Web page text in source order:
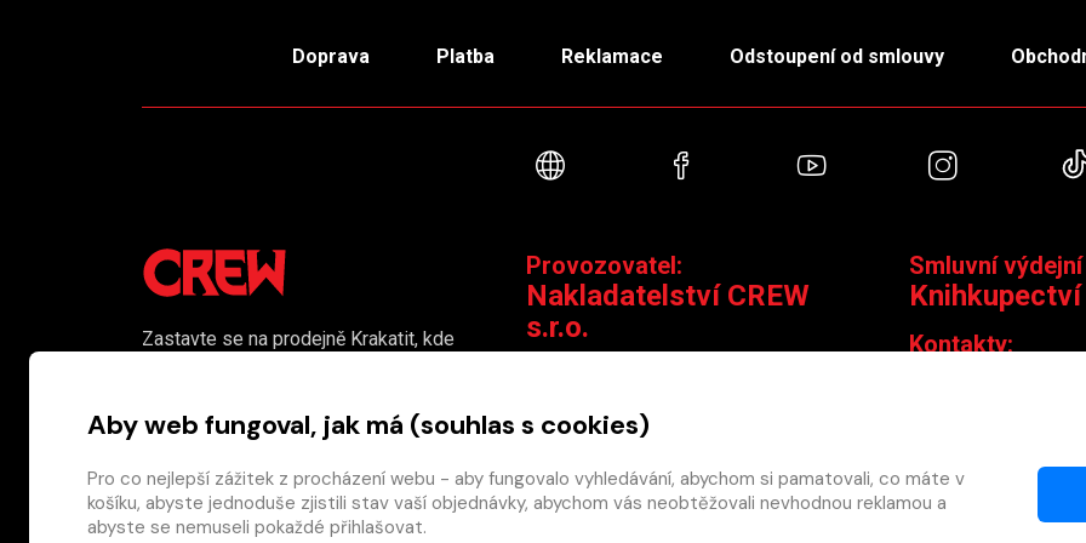
Doprava Platba Reklamace Odstoupení od smlouvy
Webové stránkyFacebookYouTube
Zastavte se na prodejně Krakatit, kde
komiksu.
Prodejna je i naším smluvním výdejním
místem pro osobní odběr objednaného
zboží.
Provozovatel:
Nakladatelství CREW
s.r.o.
Čáslavská 15/1793, 130 00 Praha 3
+420 603 580 756
Smluvní
Kontakty:
Otevírací doba:
9:30–18:30
Aby web fungoval, jak má (souhlas s cookies)
Pro co nejlepší zážitek z procházení webu - aby fungovalo vyhledávání, abychom si pamatovali, co máte v
košíku, abyste jednoduše zjistili stav vaší objednávky, abychom vás neobtěžovali nevhodnou reklamou a
abyste se nemuseli pokaždé přihlašovat.